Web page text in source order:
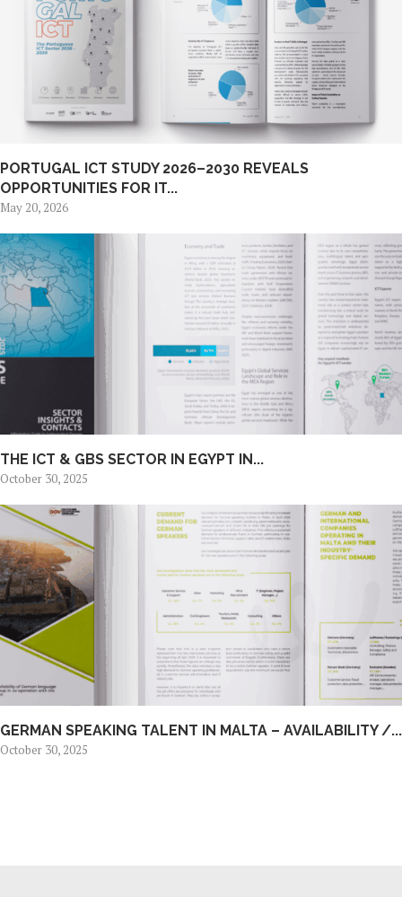
PORTUGAL ICT STUDY 2026–2030 REVEALS
OPPORTUNITIES FOR IT...
May 20, 2026
THE ICT & GBS SECTOR IN EGYPT IN...
October 30, 2025
GERMAN SPEAKING TALENT IN MALTA – AVAILABILITY /...
October 30, 2025